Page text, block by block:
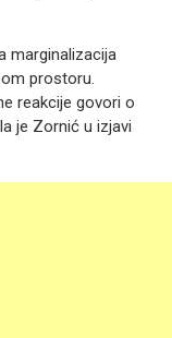
marginalizacija
prostoru.
reakcije govori o
je Zornić u izjavi